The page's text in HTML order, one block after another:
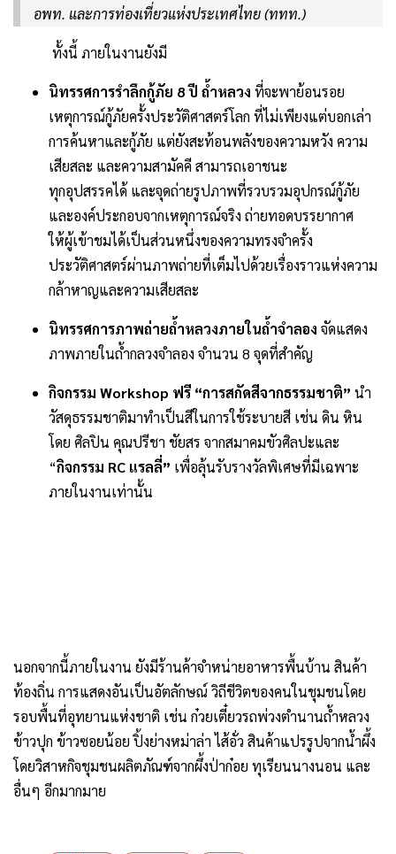
อพท. และการท่องเที่ยวแห่งประเทศไทย (ททท.)
ทั้งนี้ ภายในงานยังมี
นิทรรศการรำลึกกู้ภัย 8 ปี ถ้ำหลวง ที่จะพาย้อนรอย
เหตุการณ์กู้ภัยครั้งประวัติศาสตร์โลก ที่ไม่เพียงแต่บอกเล่า
การค้นหาและกู้ภัย แต่ยังสะท้อนพลังของความหวัง ความ
เสียสละ และความสามัคคี สามารถเอาชนะ
ทุกอุปสรรคได้ และจุดถ่ายรูปภาพที่รวบรวมอุปกรณ์กู้ภัย
และองค์ประกอบจากเหตุการณ์จริง ถ่ายทอดบรรยากาศ
ให้ผู้เข้าชมได้เป็นส่วนหนึ่งของความทรงจำครั้ง
ประวัติศาสตร์ผ่านภาพถ่ายที่เต็มไปด้วยเรื่องราวแห่งความ
กล้าหาญและความเสียสละ
นิทรรศการภาพถ่ายถ้ำหลวงภายในถ้ำจำลอง จัดแสดง
ภาพภายในถ้ำกลวงจำลอง จำนวน 8 จุดที่สำคัญ
กิจกรรม Workshop ฟรี “การสกัดสีจากธรรมชาติ” นำ
วัสดุธรรมชาติมาทำเป็นสีในการใช้ระบายสี เช่น ดิน หิน
โดย ศิลปิน คุณปรีชา ชัยสร จากสมาคมขัวศิลปะและ
“กิจกรรม RC แรลลี่” เพื่อลุ้นรับรางวัลพิเศษที่มีเฉพาะ
ภายในงานเท่านั้น
นอกจากนี้ภายในงาน ยังมีร้านค้าจำหน่ายอาหารพื้นบ้าน สินค้า
ท้องถิ่น การแสดงอันเป็นอัตลักษณ์ วิถีชีวิตของคนในชุมชนโดย
รอบพื้นที่อุทยานแห่งชาติ เช่น ก๋วยเตี๋ยวรถพ่วงตำนานถ้ำหลวง
ข้าวปุก ข้าวซอยน้อย ปิ้งย่างหม่าล่า ไส้อั่ว สินค้าแปรรูปจากน้ำผึ้ง
โดยวิสาหกิจชุมชนผลิตภัณฑ์จากผึ้งป่าก๋อย ทุเรียนนางนอน และ
อื่นๆ อีกมากมาย